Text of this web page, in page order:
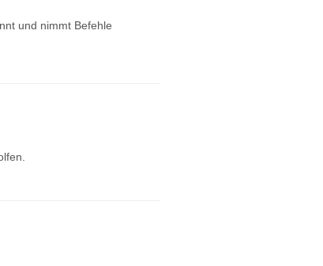
und nimmt Befehle